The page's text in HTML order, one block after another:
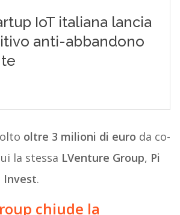
oltre 3 milioni di euro da co-
la stessa LVenture Group, Pi
Invest.
chiude la